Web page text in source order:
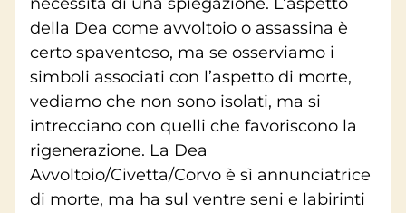
necessita di una spiegazione. L’aspetto
della Dea come avvoltoio o assassina è
certo spaventoso, ma se osserviamo i
simboli associati con l’aspetto di morte,
vediamo che non sono isolati, ma si
intrecciano con quelli che favoriscono la
rigenerazione. La Dea
Avvoltoio/Civetta/Corvo è sì annunciatrice
di morte, ma ha sul ventre seni e labirinti